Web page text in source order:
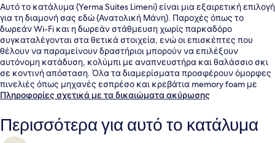
Αυτό το κατάλυμα (Yerma Suites Limeni) είναι μια εξαιρετική επιλογή
για τη διαμονή σας εδώ (Ανατολική Μάνη). Παροχές όπως το
δωρεάν Wi-Fi και η δωρεάν στάθμευση χωρίς παρκαδόρο
συγκαταλέγονται στα θετικά στοιχεία, ενώ οι επισκέπτες που
θέλουν να παραμείνουν δραστήριοι μπορούν να επιλέξουν
αυτόνομη κατάδυση, κολύμπι με αναπνευστήρα και θαλάσσιο σκι
σε κοντινή απόσταση. Όλα τα διαμερίσματα προσφέρουν όμορφες
πινελιές όπως μηχανές εσπρέσο και κρεβάτια memory foam με
σεντόνια από αιγυπτιακό βαμβάκι.
Πληροφορίες σχετικά με τα δικαιώματα ακύρωσης
Περισσότερα για αυτό το κατάλυμα